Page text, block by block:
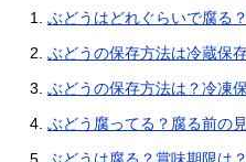
ぶどうはどれぐらいで腐る
ぶどうの保存方法は冷蔵保
ぶどうの保存方法は？冷凍
ぶどう腐ってる？腐る前の